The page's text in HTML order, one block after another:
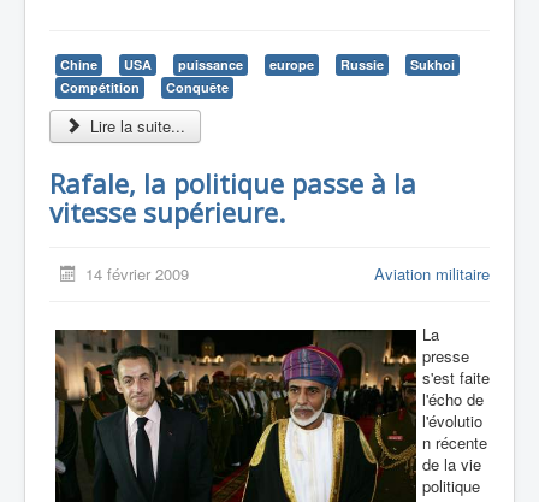
Chine USA puissance europe Russie
Sukhoi
Compétition
Conquête
Lire la suite...
Rafale, la politique passe à la
vitesse supérieure.
14 février 2009 Aviation militaire
La
presse
s'est faite
l'écho de
l'évolutio
n récente
de la vie
politique